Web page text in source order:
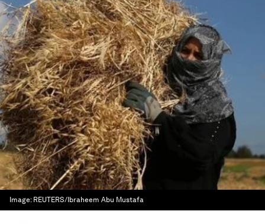
Image: REUTERS/Ibraheem Abu Mustafa